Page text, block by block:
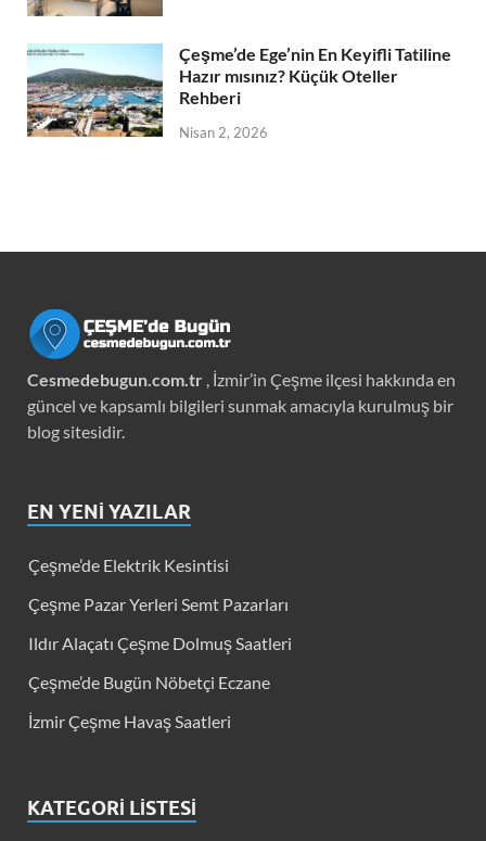
Çeşme’de Ege’nin En Keyifli Tatiline
Hazır mısınız? Küçük Oteller
Rehberi
Nisan 2, 2026
Cesmedebugun.com.tr , İzmir’in Çeşme ilçesi hakkında en
güncel ve kapsamlı bilgileri sunmak amacıyla kurulmuş bir
blog sitesidir.
EN YENI YAZILAR
Çeşme’de Elektrik Kesintisi
Çeşme Pazar Yerleri Semt Pazarları
Ildır Alaçatı Çeşme Dolmuş Saatleri
Çeşme’de Bugün Nöbetçi Eczane
İzmir Çeşme Havaş Saatleri
KATEGORI LISTESI